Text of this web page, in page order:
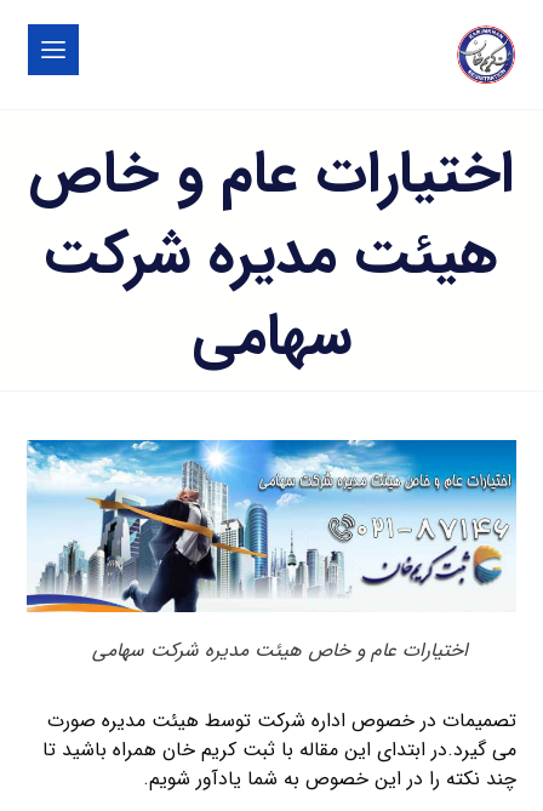
اختیارات عام و خاص
هیئت مدیره شرکت
سهامی
اختیارات عام و خاص هیئت مدیره شرکت سهامی
تصمیمات در خصوص اداره شرکت توسط هیئت مدیره صورت
می گیرد.در ابتدای این مقاله با ثبت کریم خان همراه باشید تا
چند نکته را در این خصوص به شما یادآور شویم.